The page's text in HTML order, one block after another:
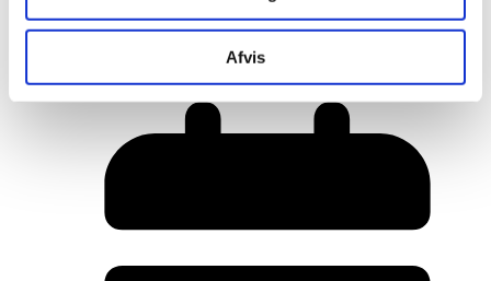
Afvis
Her er alle vinderne fra årets Danish
Rainbow Awards